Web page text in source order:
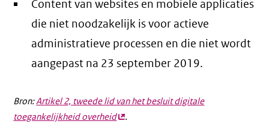
Content van websites en mobiele applicaties
die niet noodzakelijk is voor actieve
administratieve processen en die niet wordt
aangepast na 23 september 2019.
Bron:Artikel 2, tweede lid van het besluit digitale
toegankelijkheid overheid(externe
.